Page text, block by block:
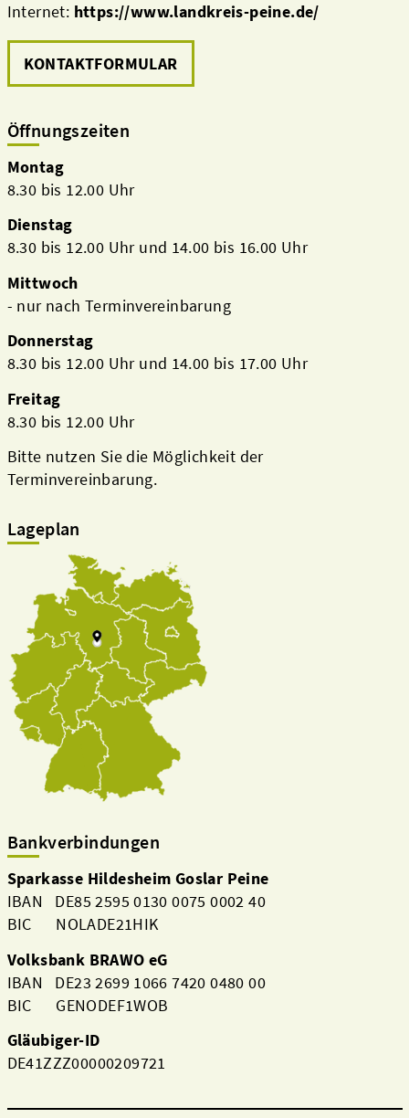
Internet: https://www.landkreis-peine.de/
KONTAKTFORMULAR
Öffnungszeiten
Montag
8.30 bis 12.00 Uhr
Dienstag
8.30 bis 12.00 Uhr und 14.00 bis 16.00 Uhr
Mittwoch
- nur nach Terminvereinbarung
Donnerstag
8.30 bis 12.00 Uhr und 14.00 bis 17.00 Uhr
Freitag
8.30 bis 12.00 Uhr
Bitte nutzen Sie die Möglichkeit der
Terminvereinbarung.
Lageplan
Bankverbindungen
Sparkasse Hildesheim Goslar Peine
IBAN DE85 2595 0130 0075 0002 40
BIC NOLADE21HIK
Volksbank BRAWO eG
IBAN DE23 2699 1066 7420 0480 00
BIC GENODEF1WOB
Gläubiger-ID
DE41ZZZ00000209721